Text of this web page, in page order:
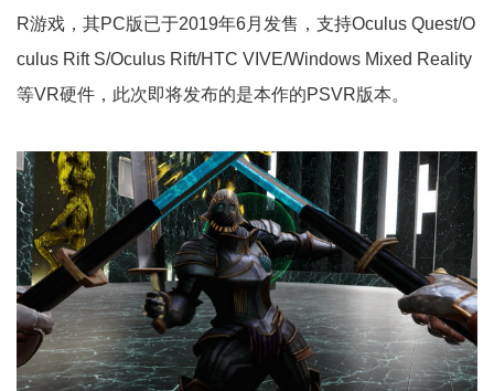
R游戏，其PC版已于2019年6月发售，支持Oculus Quest/O
culus Rift S/Oculus Rift/HTC VIVE/Windows Mixed Reality
等VR硬件，此次即将发布的是本作的PSVR版本。